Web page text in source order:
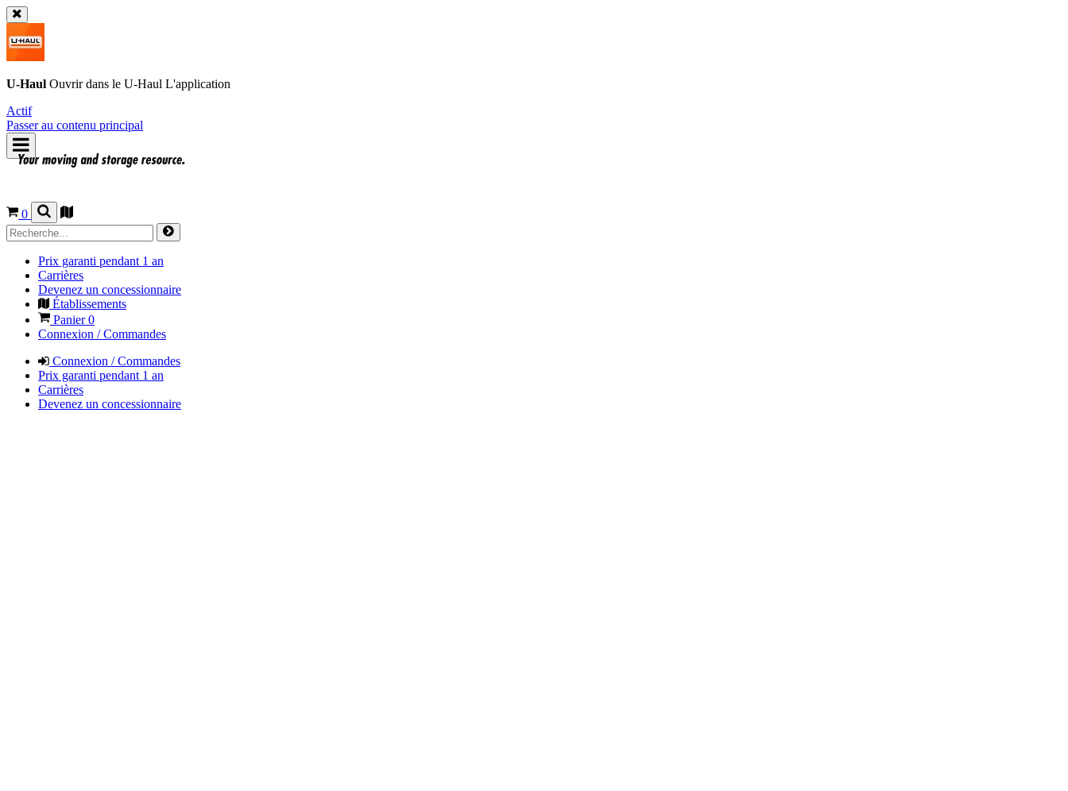
U-Haul Ouvrir dans le U-Haul L'application
Actif
Passer au contenu principal
0
Prix garanti pendant 1 an
Carrières
Devenez un concessionnaire
Établissements
Panier0
Connexion / Commandes
Connexion / Commandes
Prix garanti pendant 1 an
Carrières
Devenez un concessionnaire